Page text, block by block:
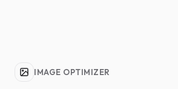
IMAGE OPTIMIZER